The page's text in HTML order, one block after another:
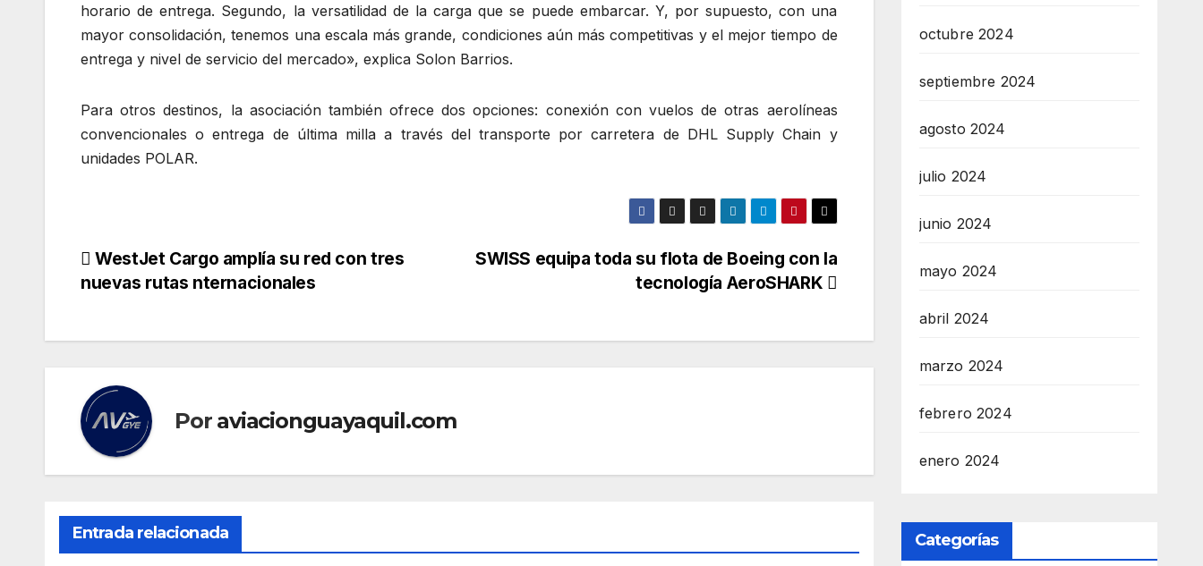
horario de entrega. Segundo, la versatilidad de la carga que se puede embarcar. Y, por supuesto, con una
mayor consolidación, tenemos una escala más grande, condiciones aún más competitivas y el mejor tiempo de
entrega y nivel de servicio del mercado», explica Solon Barrios.
Para otros destinos, la asociación también ofrece dos opciones: conexión con vuelos de otras aerolíneas
convencionales o entrega de última milla a través del transporte por carretera de DHL Supply Chain y
unidades POLAR.
Navegación
entradas
SWISS equipa toda su flota de Boeing con la
tecnología AeroSHARK
WestJet Cargo amplía su red con tres
nuevas rutas nternacionales
Por aviacionguayaquil.com
Entrada relacionada
octubre 2024
septiembre 2024
agosto 2024
julio 2024
junio 2024
mayo 2024
abril 2024
marzo 2024
febrero 2024
enero 2024
Categorías